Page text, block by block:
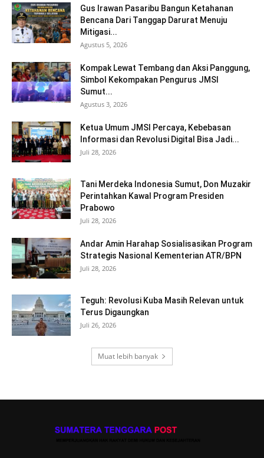
Gus Irawan Pasaribu Bangun Ketahanan
Bencana Dari Tanggap Darurat Menuju
Mitigasi...
Agustus 5, 2026
Kompak Lewat Tembang dan Aksi Panggung,
Simbol Kekompakan Pengurus JMSI
Sumut...
Agustus 3, 2026
Ketua Umum JMSI Percaya, Kebebasan
Informasi dan Revolusi Digital Bisa Jadi...
Juli 28, 2026
Tani Merdeka Indonesia Sumut, Don Muzakir
Perintahkan Kawal Program Presiden
Prabowo
Juli 28, 2026
Andar Amin Harahap Sosialisasikan Program
Strategis Nasional Kementerian ATR/BPN
Juli 28, 2026
Teguh: Revolusi Kuba Masih Relevan untuk
Terus Digaungkan
Juli 26, 2026
Muat lebih banyak